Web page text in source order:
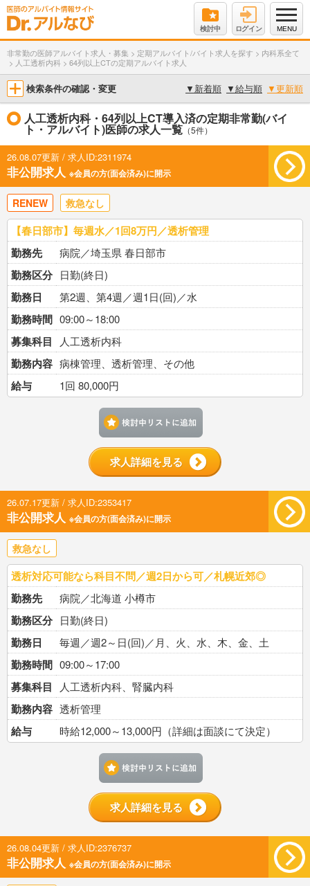
検討中 ログイン MENU
非常勤の医師アルバイト求人・募集 > 定期アルバイト/バイト求人を探す > 内科系全て
> 人工透析内科 > 64列以上CTの定期アルバイト求人
検索条件の確認・変更 ▼ 新着順 ▼給与順 ▼更新順
人工透析内科・64列以上CT導入済の定期非常勤(バイ
ト・アルバイト)医師の求人一覧 （5件）
26.08.07更新 / 求人ID:2311974
非公開求人 ※会員の方(面会済み)に開示
RENEW 救急なし
【春日部市】毎週水／1回8万円／透析管理
勤務先
病院／埼玉県 春日部市
勤務区分 日勤(終日)
勤務日 第2週、第4週／週1日(回)／水
勤務時間 09:00～18:00
募集科目 人工透析内科
勤務内容 病棟管理、透析管理、その他
給与 1回 80,000円
求人詳細を見る
26.07.17更新 / 求人ID:2353417
非公開求人 ※会員の方(面会済み)に開示
救急なし
透析対応可能なら科目不問／週2日から可／札幌近郊◎
勤務先
病院／北海道 小樽市
勤務区分 日勤(終日)
勤務日 毎週／週2～日(回)／月、火、水、木、金、土
勤務時間 09:00～17:00
募集科目 人工透析内科、腎臓内科
勤務内容 透析管理
給与 時給12,000～13,000円（詳細は面談にて決定）
求人詳細を見る
26.08.04更新 / 求人ID:2376737
非公開求人 ※会員の方(面会済み)に開示